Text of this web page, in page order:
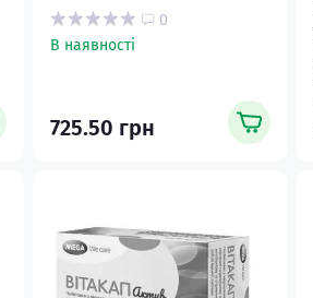
0
В наявності
725.50 грн